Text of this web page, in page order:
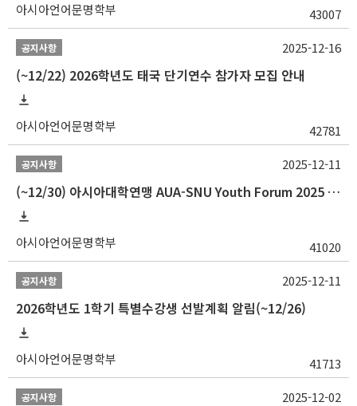
아시아언어문명학부 43007
공지사항
(~12/22) 2026학년도 태국 단기연수 참가자 모집 안내
아시아언어문명학부 42781
2025-12-16
공지사항
(~12/30) 아시아대학연맹 AUA-SNU Youth Forum 2025 참가자 선발 안내
아시아언어문명학부 41020
2025-12-11
공지사항
2026학년도 1학기 특별수강생 선발계획 알림(~12/26)
아시아언어문명학부 41713
2025-12-11
공지사항 2025-12-02